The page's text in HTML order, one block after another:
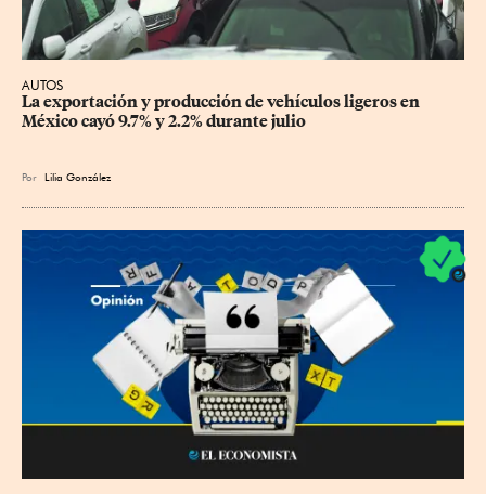
AUTOS
La exportación y producción de vehículos ligeros en
México cayó 9.7% y 2.2% durante julio
Por Lilia González